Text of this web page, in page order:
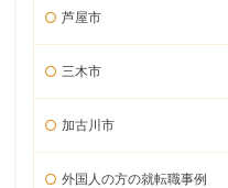
芦屋市
三木市
加古川市
外国人の方の就転職事例